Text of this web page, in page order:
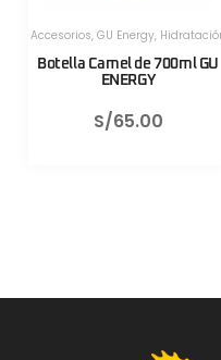
Herramientas,
Válvula CNC TLR Valve pro
S/130.00